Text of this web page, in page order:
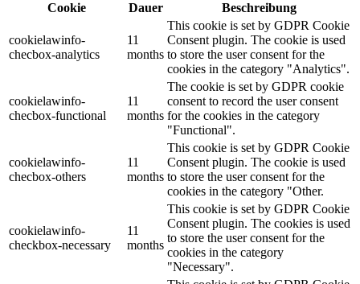
Cookie
Dauer Beschreibung
cookielawinfo-
checbox-analytics
11
months
This cookie is set by GDPR Cookie
Consent plugin. The cookie is used
to store the user consent for the
cookies in the category "Analytics".
cookielawinfo-
checbox-functional
11
months
The cookie is set by GDPR cookie
consent to record the user consent
for the cookies in the category
"Functional".
cookielawinfo-
checbox-others
11
months
This cookie is set by GDPR Cookie
Consent plugin. The cookie is used
to store the user consent for the
cookies in the category "Other.
cookielawinfo-
checkbox-necessary
11
months
This cookie is set by GDPR Cookie
Consent plugin. The cookies is used
to store the user consent for the
cookies in the category
"Necessary".